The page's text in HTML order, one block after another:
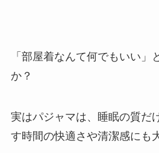
「部屋着なんて何でもいい」
か？
実はパジャマは、睡眠の質だ
す時間の快適さや清潔感にも